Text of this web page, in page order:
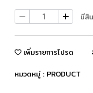
มีสิ
เพิ่มรายการโปรด
หมวดหมู่ : PRODUCT